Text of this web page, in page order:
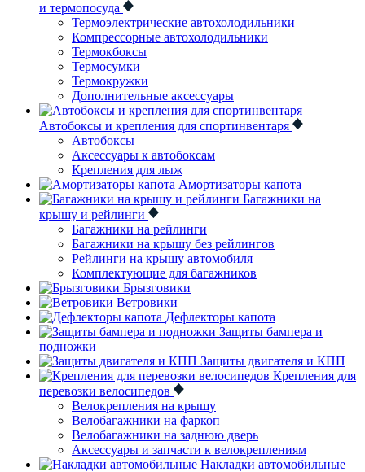
и термопосуда
Термоэлектрические автохолодильники
Компрессорные автохолодильники
Термокбоксы
Термосумки
Термокружки
Дополнительные аксессуары
Автобоксы и крепления для спортинвентаря
Автобоксы
Аксессуары к автобоксам
Крепления для лыж
Амортизаторы капота
Багажники на
крышу и рейлинги
Багажники на рейлинги
Багажники на крышу без рейлингов
Рейлинги на крышу автомобиля
Комплектующие для багажников
Брызговики
Ветровики
Дефлекторы капота
Защиты бампера и
подножки
Защиты двигателя и КПП
Крепления для
перевозки велосипедов
Велокрепления на крышу
Велобагажники на фаркоп
Велобагажники на заднюю дверь
Аксессуары и запчасти к велокреплениям
Накладки автомобильные